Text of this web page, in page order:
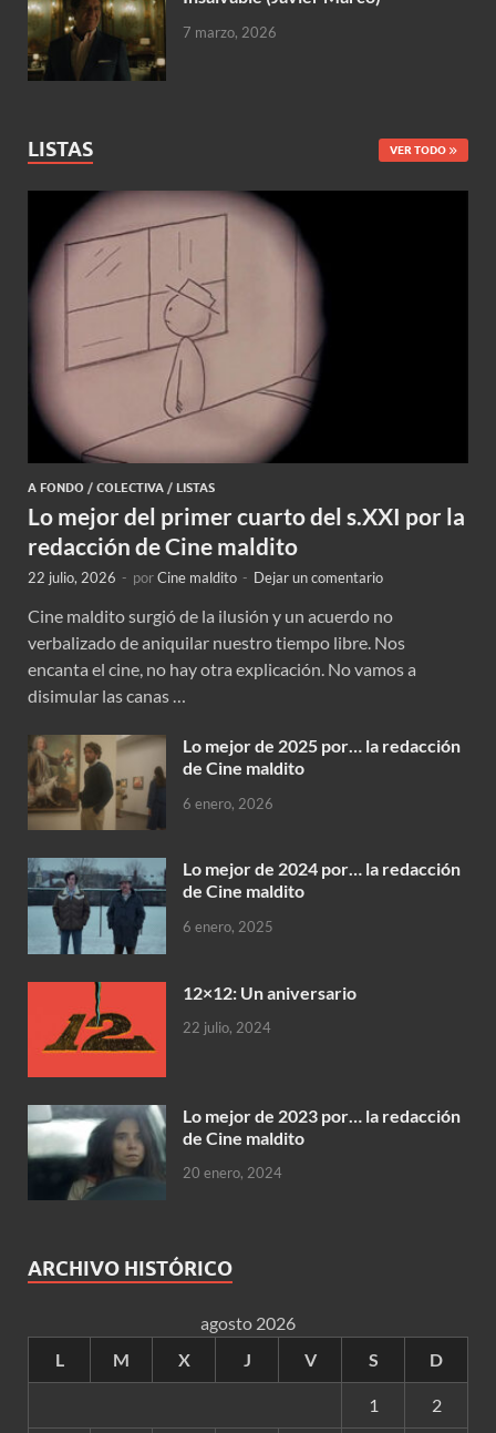
7 marzo, 2026
LISTAS VER TODO
A FONDO / COLECTIVA / LISTAS
Lo mejor del primer cuarto del s.XXI por la
redacción de Cine maldito
22 julio, 2026 - porCine maldito - Dejar un comentario
Cine maldito surgió de la ilusión y un acuerdo no
verbalizado de aniquilar nuestro tiempo libre. Nos
encanta el cine, no hay otra explicación. No vamos a
disimular las canas …
Lo mejor de 2025 por… la redacción
de Cine maldito
6 enero, 2026
Lo mejor de 2024 por… la redacción
de Cine maldito
6 enero, 2025
12×12: Un aniversario
22 julio, 2024
Lo mejor de 2023 por… la redacción
de Cine maldito
20 enero, 2024
ARCHIVO HISTÓRICO
agosto 2026
L
M X J V S D
1 2